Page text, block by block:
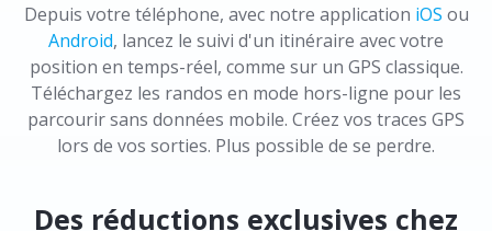
Depuis votre téléphone, avec notre application iOS ou
Android, lancez le suivi d'un itinéraire avec votre
position en temps-réel, comme sur un GPS classique.
Téléchargez les randos en mode hors-ligne pour les
parcourir sans données mobile. Créez vos traces GPS
lors de vos sorties. Plus possible de se perdre.
Des réductions exclusives chez